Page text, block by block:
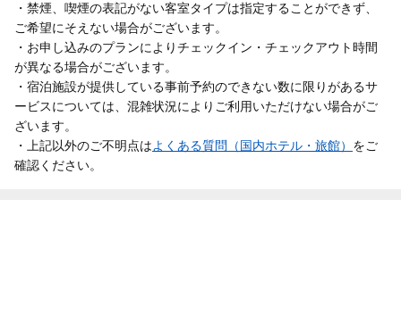
・禁煙、喫煙の表記がない客室タイプは指定することができず、
ご希望にそえない場合がございます。
・お申し込みのプランによりチェックイン・チェックアウト時間
が異なる場合がございます。
・宿泊施設が提供している事前予約のできない数に限りがあるサ
ービスについては、混雑状況によりご利用いただけない場合がご
ざいます。
・上記以外のご不明点はよくある質問（国内ホテル・旅館） をご
確認ください。